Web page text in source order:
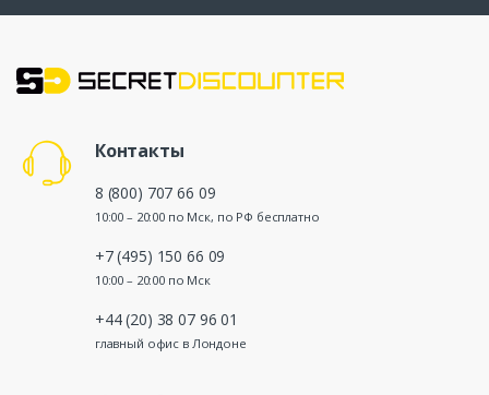
Контакты
8 (800) 707 66 09
10:00 – 20:00 по Мск, по РФ бесплатно
+7 (495) 150 66 09
10:00 – 20:00 по Мск
+44 (20) 38 07 96 01
главный офис в Лондоне